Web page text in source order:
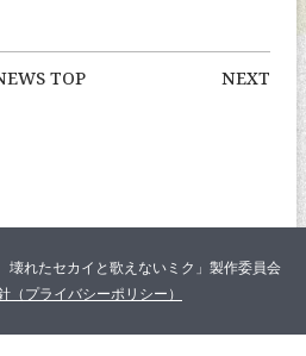
TOP NEXT
れたセカイと歌えないミク」製作委員会
（プライバシーポリシー）